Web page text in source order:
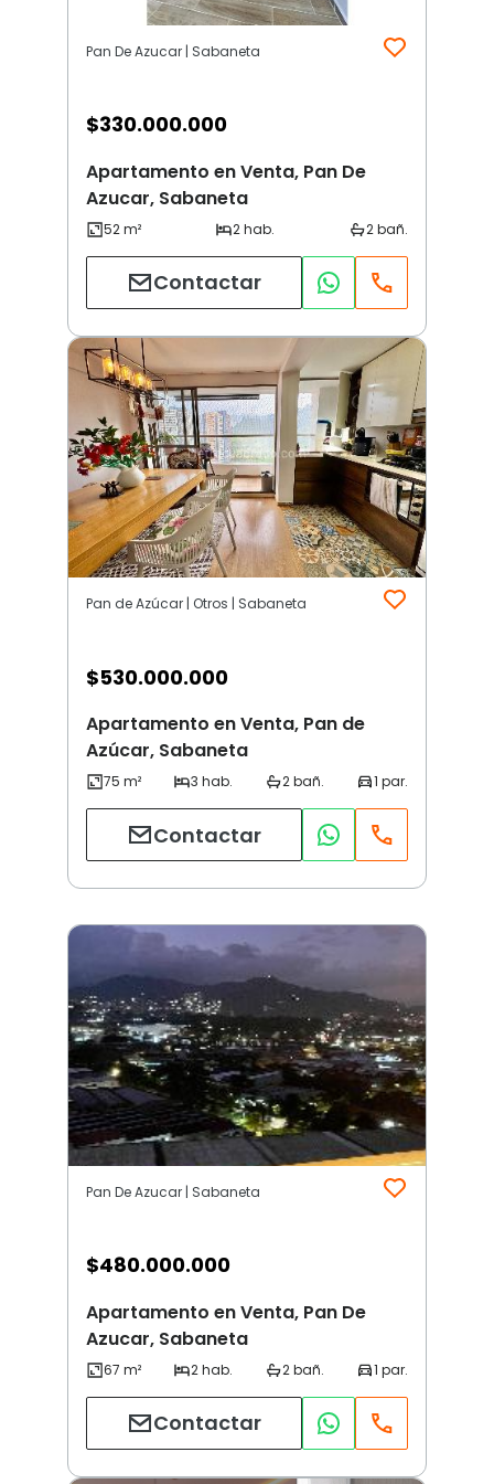
Pan De Azucar | Sabaneta
$330.000.000
Apartamento en Venta, Pan De
Azucar, Sabaneta
Contactar
Pan de Azúcar | Otros | Sabaneta
$530.000.000
Apartamento en Venta, Pan de
Azúcar, Sabaneta
Contactar
Pan De Azucar | Sabaneta
$480.000.000
Apartamento en Venta, Pan De
Azucar, Sabaneta
Contactar